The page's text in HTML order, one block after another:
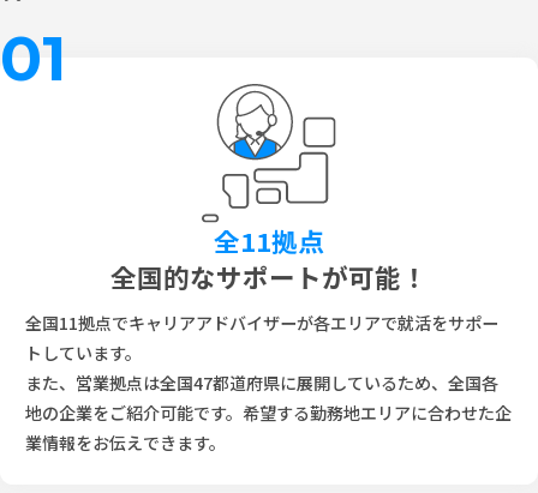
01
全11拠点
全国的なサポートが可能！
全国11拠点でキャリアアドバイザーが各エリアで就活をサポー
トしています。
また、営業拠点は全国47都道府県に展開しているため、全国各
地の企業をご紹介可能です。希望する勤務地エリアに合わせた企
業情報をお伝えできます。